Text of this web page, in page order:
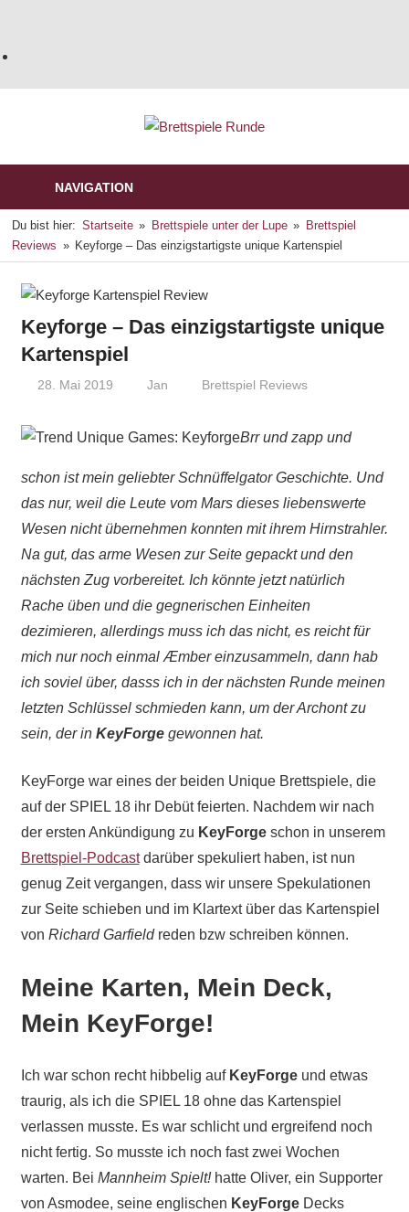
NAVIGATION
Du bist hier: Startseite Brettspiele unter der Lupe
Brettspiel
Reviews
Keyforge – Das einzigstartigste unique Kartenspiel
Keyforge – Das einzigstartigste unique
Kartenspiel
28. Mai 2019 Jan Brettspiel Reviews
Brr und zapp und
schon ist mein geliebter Schnüffelgator Geschichte. Und
das nur, weil die Leute vom Mars dieses liebenswerte
Wesen nicht übernehmen konnten mit ihrem Hirnstrahler.
Na gut, das arme Wesen zur Seite gepackt und den
nächsten Zug vorbereitet. Ich könnte jetzt natürlich
Rache üben und die gegnerischen Einheiten
dezimieren, allerdings muss ich das nicht, es reicht für
mich nur noch einmal Æmber einzusammeln, dann hab
ich soviel über, dasss ich in der nächsten Runde meinen
letzten Schlüssel schmieden kann, um der Archont zu
sein, der in KeyForgegewonnen hat.
KeyForge war eines der beiden Unique Brettspiele, die
auf der SPIEL 18 ihr Debüt feierten. Nachdem wir nach
der ersten Ankündigung zu KeyForgeschon in unserem
Brettspiel-Podcastdarüber spekuliert haben, ist nun
genug Zeit vergangen, dass wir unsere Spekulationen
zur Seite schieben und im Klartext über das Kartenspiel
von Richard Garfieldreden bzw schreiben können.
Meine Karten, Mein Deck,
Mein KeyForge!
Ich war schon recht hibbelig auf KeyForgeund etwas
traurig, als ich die SPIEL 18 ohne das Kartenspiel
verlassen musste. Es war schlicht und ergreifend noch
nicht fertig. So musste ich noch fast zwei Wochen
warten. Bei Mannheim Spielt!hatte Oliver, ein Supporter
von Asmodee, seine englischen KeyForgeDecks